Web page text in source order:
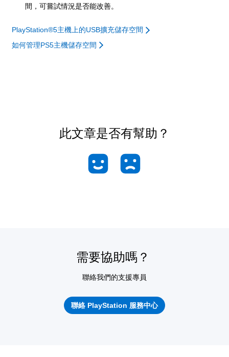
間，可嘗試情況是否能改善。
PlayStation®5主機上的USB擴充儲存空間
如何管理PS5主機儲存空間
此文章是否有幫助？
需要協助嗎？
聯絡我們的支援專員
聯絡 PlayStation 服務中心